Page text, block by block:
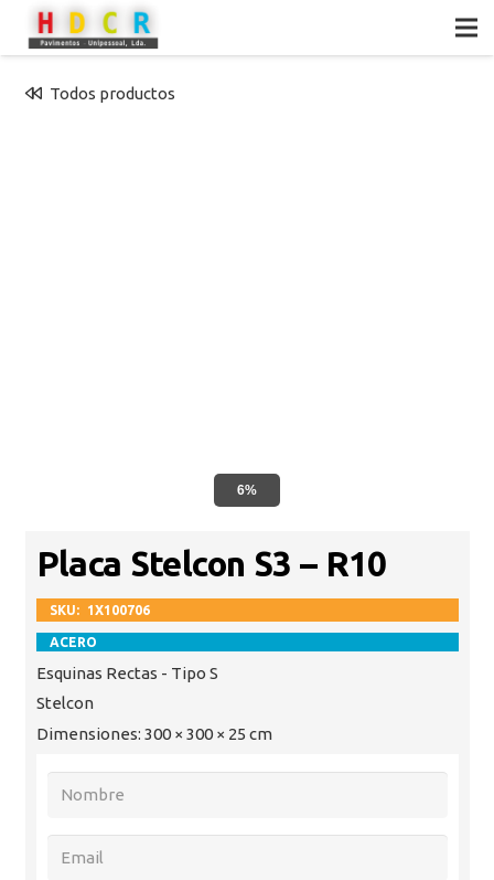
Todos productos
6%
Placa Stelcon S3 – R10
SKU: 1X100706
ACERO
Esquinas Rectas - Tipo S
Stelcon
Dimensiones: 300 × 300 × 25 cm